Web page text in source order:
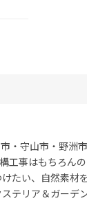
・守山市・野
事はもちろん
たい、自然素
テリア＆ガー